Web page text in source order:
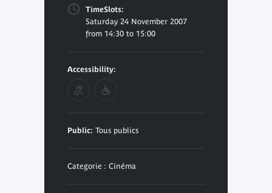
TimeSlots:
Saturday 24 November 2007
from 14:30 to 15:00
Accessibility:
Public: Tous publics
Categorie : Cinéma